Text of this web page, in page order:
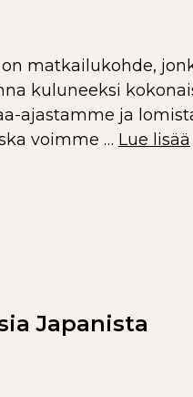
matkailukohde,
kuluneeksi
ajastamme ja
voimme … Lue lisää
Japanista